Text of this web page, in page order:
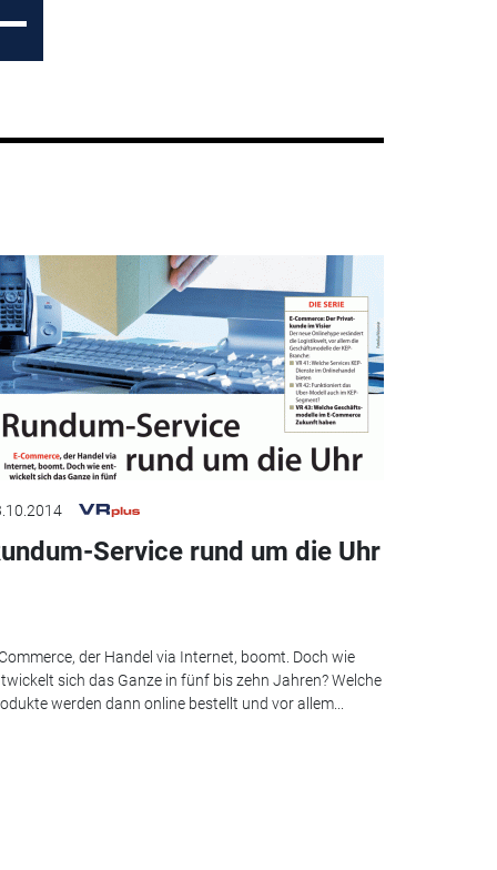
Service rund um die Uhr
der Handel via Internet, boomt. Doch wie
sich das Ganze in fünf bis zehn Jahren? Welche
werden dann online bestellt und vor allem...